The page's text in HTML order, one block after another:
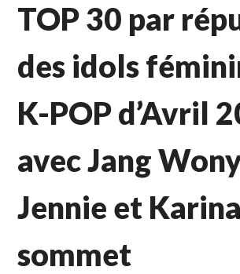
TOP 30 par
des idols
K-POP d’Avril
avec Jang
Jennie et
sommet